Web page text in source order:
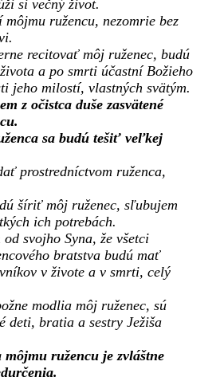
si večný život.
môjmu ružencu, nezomrie bez
recitovať môj ruženec, budú
a po smrti účastní Božieho
jeho milostí, vlastných svätým.
z očistca duše zasvätené
sa budú tešiť veľkej
prostredníctvom ruženca,
šíriť môj ruženec, sľubujem
ich potrebách.
svojho Syna, že všetci
bratstva budú mať
v živote a v smrti, celý
modlia môj ruženec, sú
deti, bratia a sestry Ježiša
môjmu ružencu je zvláštne